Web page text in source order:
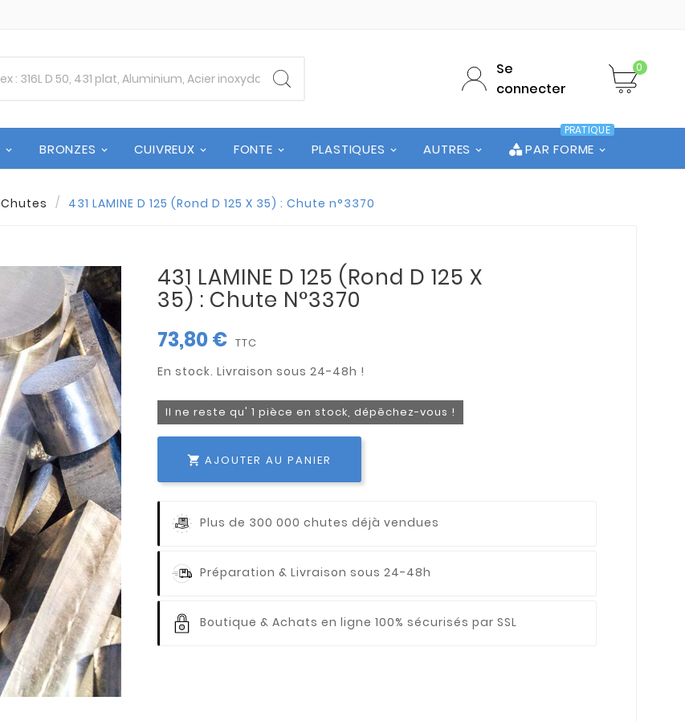
Se
connecter
0
BRONZES CUIVREUX FONTE PLASTIQUES AUTRES PAR FORME
PRATIQUE
Chutes 431 LAMINE D 125 (Rond D 125 X 35) : Chute n°3370
431 LAMINE D 125 (Rond D 125 X
35) : Chute N°3370
73,80 € TTC
Il ne reste qu' 1 pièce en stock, dépêchez-vous !
 AJOUTER AU PANIER
Plus de 300 000 chutes déjà vendues
Préparation & Livraison sous 24-48h
Boutique & Achats en ligne 100% sécurisés par SSL